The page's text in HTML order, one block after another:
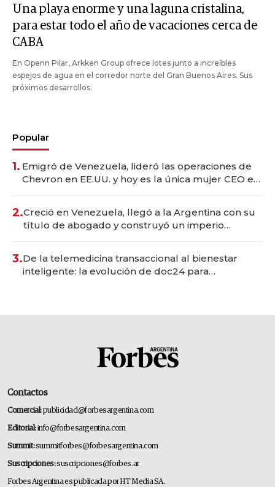
Una playa enorme y una laguna cristalina,
para estar todo el año de vacaciones cerca de
CABA
En Openn Pilar, Arkken Group ofrece lotes junto a increíbles
espejos de agua en el corredor norte del Gran Buenos Aires. Sus
próximos desarrollos.
Popular
1. Emigró de Venezuela, lideró las operaciones de
Chevron en EE.UU. y hoy es la única mujer CEO en
2.Creció en Venezuela, llegó a la Argentina con su
título de abogado y construyó un imperio
3.De la telemedicina transaccional al bienestar
inteligente: la evolución de doc24 para
Contactos
Comercial:publicidad@forbesargentina.com
Editorial:info@forbesargentina.com
Summit:summitforbes@forbesargentina.com
Suscripciones:suscripciones@forbes.ar
Forbes Argentina es publicada por HT Media SA.